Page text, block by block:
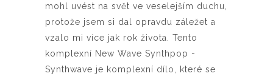
mohl uvést na svět ve veselejším duchu,
protože jsem si dal opravdu záležet a
vzalo mi více jak rok života. Tento
komplexní New Wave Synthpop -
Synthwave je komplexní dílo, které se